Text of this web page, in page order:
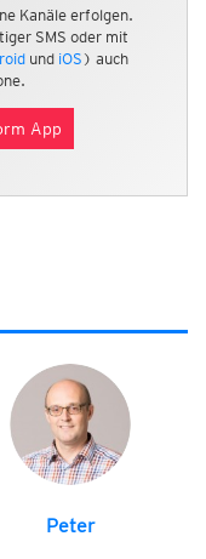
Kanäle erfolgen.
SMS oder mit
und iOS ) auch
App
Peter